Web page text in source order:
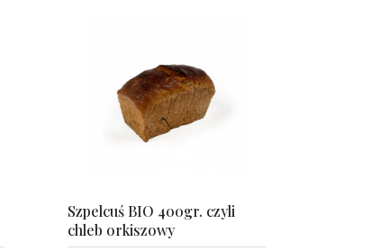
Szpelcuś BIO 400gr. czyli
chleb orkiszowy